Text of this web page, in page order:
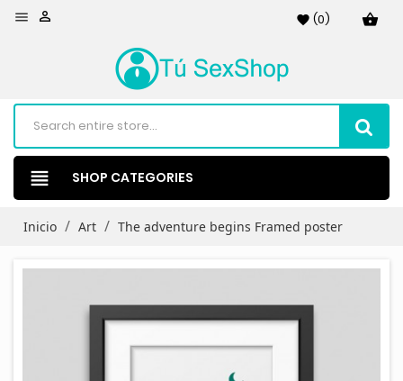
favorite (0)
 shopping_basket

view_headline SHOP CATEGORIES
Inicio Art The adventure begins Framed poster